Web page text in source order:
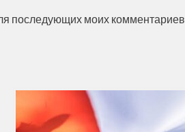
последующих моих комментариев.